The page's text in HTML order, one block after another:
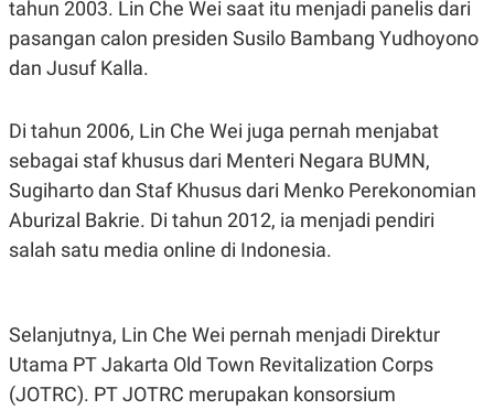
S
T
A
A
E
K
O
T
A
N
T
V
L
I
S
S
JARINGAN
K
O
P
R
tahun 2003. Lin Che Wei saat itu menjadi panelis dari
pasangan calon presiden Susilo Bambang Yudhoyono
dan Jusuf Kalla.
Di tahun 2006, Lin Che Wei juga pernah menjabat
sebagai staf khusus dari Menteri Negara BUMN,
Sugiharto dan Staf Khusus dari Menko Perekonomian
Aburizal Bakrie. Di tahun 2012, ia menjadi pendiri
salah satu media online di Indonesia.
Selanjutnya, Lin Che Wei pernah menjadi Direktur
Utama PT Jakarta Old Town Revitalization Corps
(JOTRC). PT JOTRC merupakan konsorsium